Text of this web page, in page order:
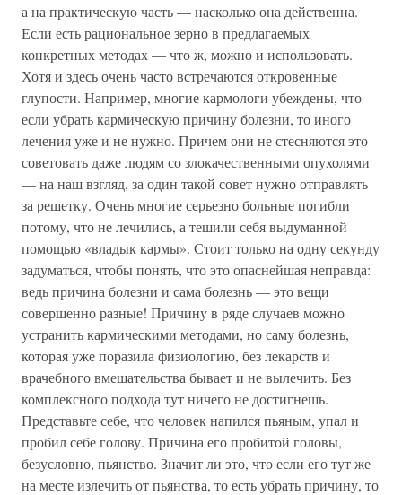
а на практическую часть — насколько она действенна.
Если есть рациональное зерно в предлагаемых
конкретных методах — что ж, можно и использовать.
Хотя и здесь очень часто встречаются откровенные
глупости. Например, многие кармологи убеждены, что
если убрать кармическую причину болезни, то иного
лечения уже и не нужно. Причем они не стесняются это
советовать даже людям со злокачественными опухолями
— на наш взгляд, за один такой совет нужно отправлять
за решетку. Очень многие серьезно больные погибли
потому, что не лечились, а тешили себя выдуманной
помощью «владык кармы». Стоит только на одну секунду
задуматься, чтобы понять, что это опаснейшая неправда:
ведь причина болезни и сама болезнь — это вещи
совершенно разные! Причину в ряде случаев можно
устранить кармическими методами, но саму болезнь,
которая уже поразила физиологию, без лекарств и
врачебного вмешательства бывает и не вылечить. Без
комплексного подхода тут ничего не достигнешь.
Представьте себе, что человек напился пьяным, упал и
пробил себе голову. Причина его пробитой головы,
безусловно, пьянство. Значит ли это, что если его тут же
на месте излечить от пьянства, то есть убрать причину, то